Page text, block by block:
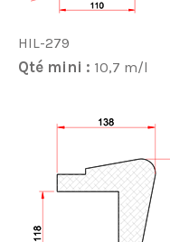
HIL-279
Qté mini : 10,7 m/l